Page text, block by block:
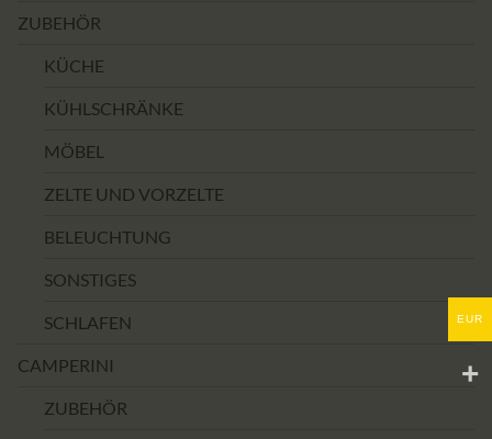
ZUBEHÖR
KÜCHE
KÜHLSCHRÄNKE
MÖBEL
ZELTE UND VORZELTE
BELEUCHTUNG
SONSTIGES
SCHLAFEN
CAMPERINI
ZUBEHÖR
EUR